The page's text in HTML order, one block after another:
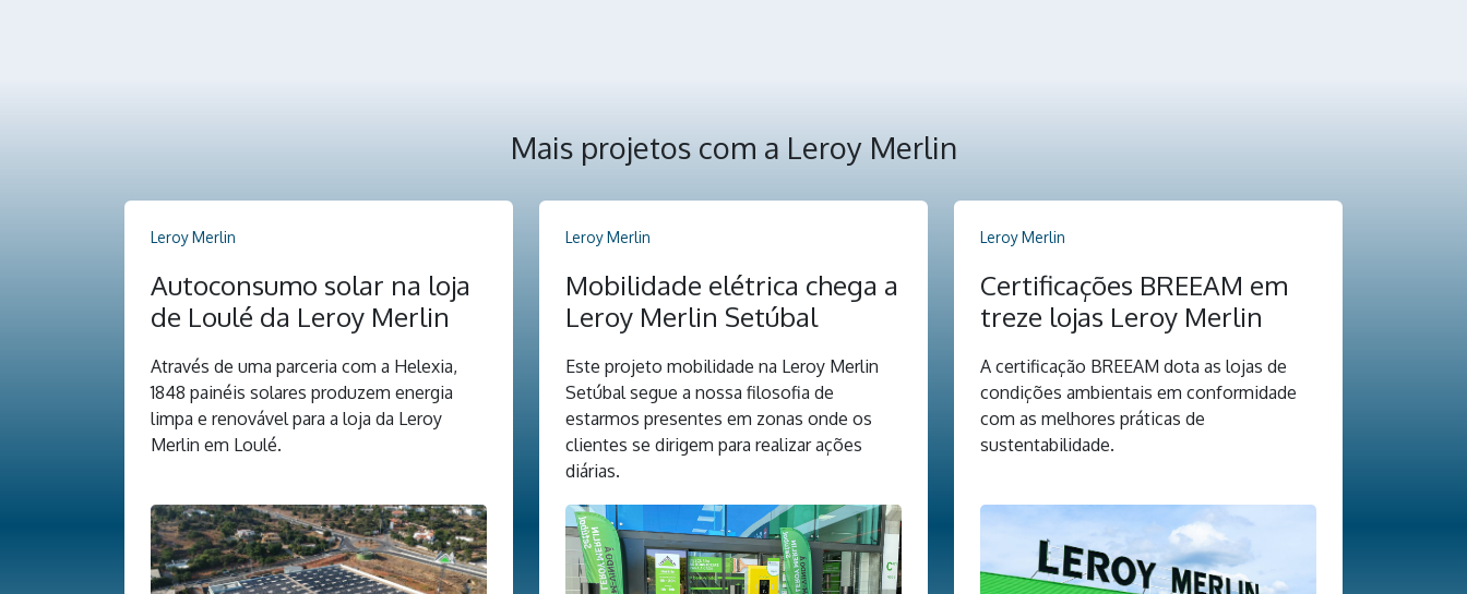
Mais projetos com a Leroy Merlin
Leroy Merlin
Autoconsumo solar na loja
de Loulé da Leroy Merlin
Através de uma parceria com a Helexia,
1848 painéis solares produzem energia
limpa e renovável para a loja da Leroy
Merlin em Loulé.
Leroy Merlin
Mobilidade elétrica chega a
Leroy Merlin Setúbal
Este projeto mobilidade na Leroy Merlin
Setúbal segue a nossa filosofia de
estarmos presentes em zonas onde os
clientes se dirigem para realizar ações
diárias.
Leroy Merlin
Certificações BREEAM em
treze lojas Leroy Merlin
A certificação BREEAM dota as lojas de
condições ambientais em conformidade
com as melhores práticas de
sustentabilidade.